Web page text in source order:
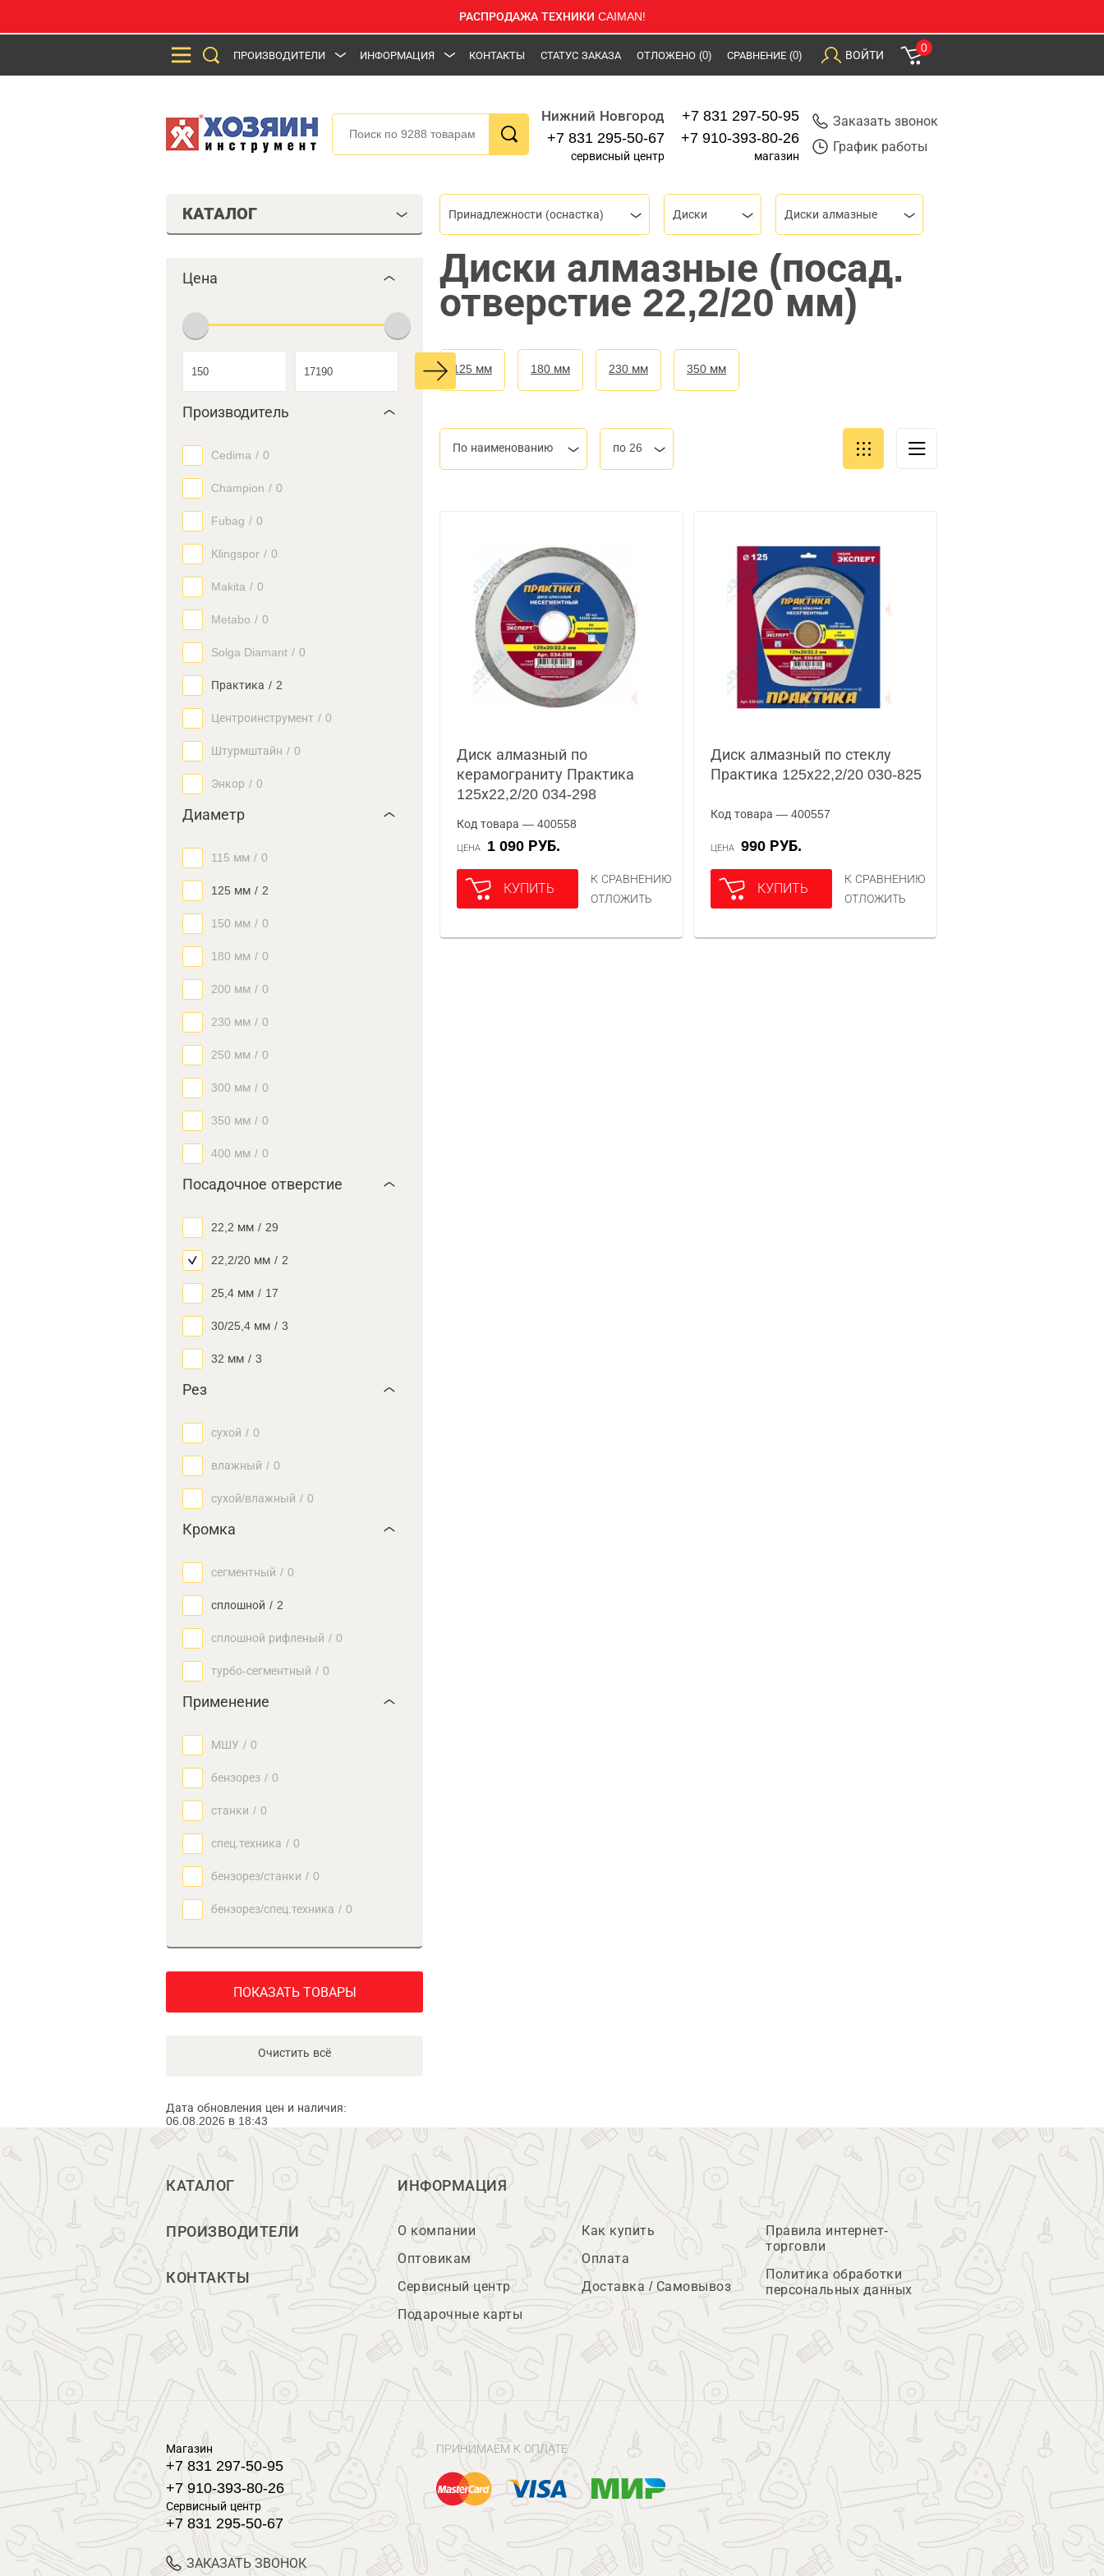
РАСПРОДАЖА ТЕХНИКИ CAIMAN!
ПРОИЗВОДИТЕЛИ ИНФОРМАЦИЯ КОНТАКТЫ СТАТУС ЗАКАЗА ОТЛОЖЕНО (0) СРАВНЕНИЕ (0) ВОЙТИ
0
Нижний Новгород
+7 831 295-50-67
сервисный центр
+7 831 297-50-95
+7 910-393-80-26
магазин
Заказать звонок
График работы
КАТАЛОГ
Цена
Производитель
Cedima / 0
Champion / 0
Fubag / 0
Klingspor / 0
Makita / 0
Metabo / 0
Solga Diamant / 0
Практика / 2
Центроинструмент / 0
Штурмштайн / 0
Энкор / 0
Диаметр
115 мм / 0
125 мм / 2
150 мм / 0
180 мм / 0
200 мм / 0
230 мм / 0
250 мм / 0
300 мм / 0
350 мм / 0
400 мм / 0
Посадочное отверстие
22,2 мм / 29
22,2/20 мм / 2
25,4 мм / 17
30/25,4 мм / 3
32 мм / 3
Рез
сухой / 0
влажный / 0
сухой/влажный / 0
Кромка
сегментный / 0
сплошной / 2
сплошной рифленый / 0
турбо-сегментный / 0
Применение
МШУ / 0
бензорез / 0
станки / 0
спец.техника / 0
бензорез/станки / 0
бензорез/спец.техника / 0
ПОКАЗАТЬ ТОВАРЫ
Очистить всё
Дата обновления цен и наличия:
06.08.2026 в 18:43
Принадлежности (оснастка) Диски Диски алмазные
Диски алмазные (посад.
отверстие 22,2/20 мм)
125 мм 180 мм 230 мм 350 мм
По наименованию по 26
Диск алмазный по
керамограниту Практика
125х22,2/20 034-298
Код товара — 400558
ЦЕНА 1 090 РУБ.
КУПИТЬ
К СРАВНЕНИЮ
ОТЛОЖИТЬ
Диск алмазный по стеклу
Практика 125х22,2/20 030-825
Код товара — 400557
ЦЕНА 990 РУБ.
КУПИТЬ
К СРАВНЕНИЮ
ОТЛОЖИТЬ
КАТАЛОГ
ПРОИЗВОДИТЕЛИ
КОНТАКТЫ
ИНФОРМАЦИЯ
О компании
Оптовикам
Сервисный центр
Подарочные карты
Как купить
Оплата
Доставка / Самовывоз
Правила интернет-
торговли
Политика обработки
персональных данных
Магазин
+7 831 297-50-95
+7 910-393-80-26
Сервисный центр
+7 831 295-50-67
ЗАКАЗАТЬ ЗВОНОК
ПРИНИМАЕМ К ОПЛАТЕ